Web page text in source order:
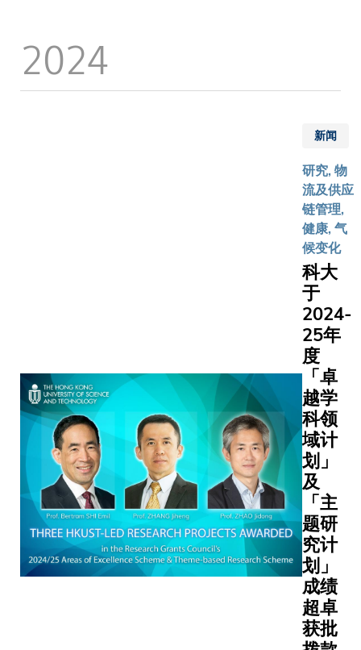
该计划
鼓励学
生运用
设计思
维，应
对全球
的医疗
挑战。
凭借计
划多年
来建立
的广泛
网络，
陈同学
团队得
以与斯
里兰卡
当地机
构合
作，携
手开发
远程医
疗系
统，让
偏远地
区的病
患获得
四大合
向，包
括战略
规划、
赋能银
发族、
跨界携
手协同
并进及
领航未
来创新
实践，
目标是
提升他
们的理
财能力
与科技
素养、
释放银
发生产
力，并
促进医
疗、科
技、社
会创新
解决方
案等，
建立银
昆博士。 联
数码健康
术和数据
化医疗卫
体制成果
为主题，
2025年
启动，开
为期五年
跨学科研
究，以应
亚太地区
口老龄化
挑战。通
整合公共
生、工程
学、健康
学和公共
策的专业
识，联盟
推动开发
新解决方
案，以提
健康和社
福利系统
主要目标
构建更公
医疗体系
有的角色
叶如玉校
强调，大
并不仅是
术机构，
在全球科
前沿地位
有举足轻
的作用︰
「大学具
独特优势
——既是
结全球的
梁和中立
台，也是
动创新的
劲引擎，
跨越学科
产业和国
之间的隔
阂，促进
作共赢。
三策并进
共筑康衢
叶校长进
He not
but also
own
2024
新闻
研究, 物
流及供应
链管理,
健康, 气
候变化
科大
于
2024-
25年
度
「卓
越学
科领
域计
划」
及
「主
题研
究计
划」
成绩
超卓
获批